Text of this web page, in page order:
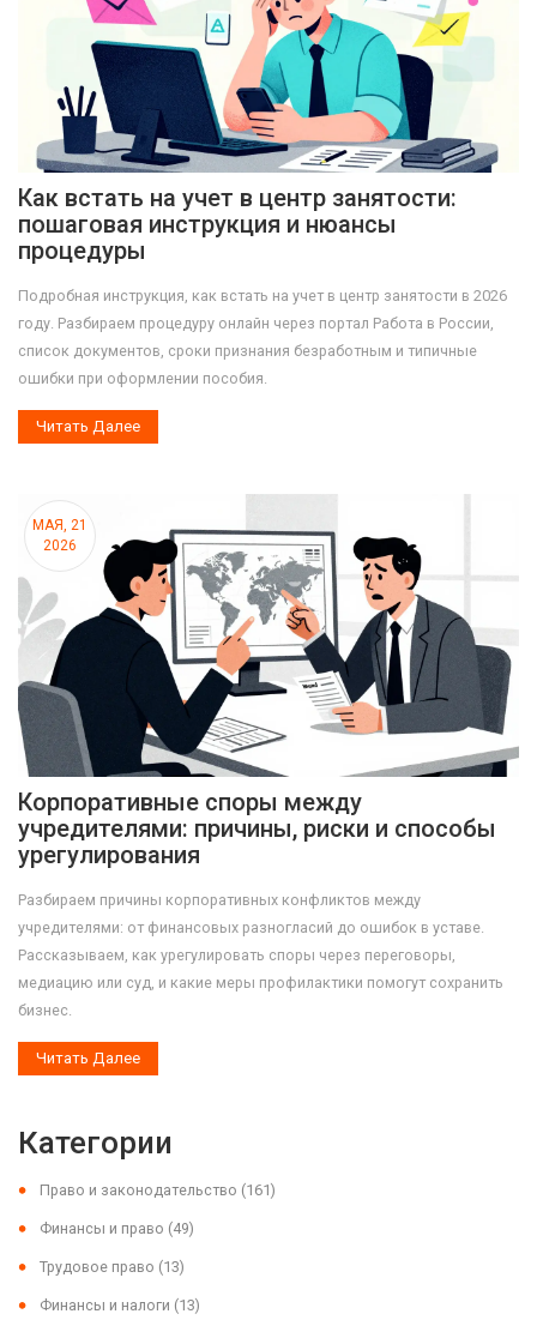
Как встать на учет в центр занятости:
пошаговая инструкция и нюансы
процедуры
Подробная инструкция, как встать на учет в центр занятости в 2026
году. Разбираем процедуру онлайн через портал Работа в России,
список документов, сроки признания безработным и типичные
ошибки при оформлении пособия.
Читать Далее
МАЯ, 21
2026
Корпоративные споры между
учредителями: причины, риски и способы
урегулирования
Разбираем причины корпоративных конфликтов между
учредителями: от финансовых разногласий до ошибок в уставе.
Рассказываем, как урегулировать споры через переговоры,
медиацию или суд, и какие меры профилактики помогут сохранить
бизнес.
Читать Далее
Категории
Право и законодательство (161)
Финансы и право (49)
Трудовое право (13)
Финансы и налоги (13)